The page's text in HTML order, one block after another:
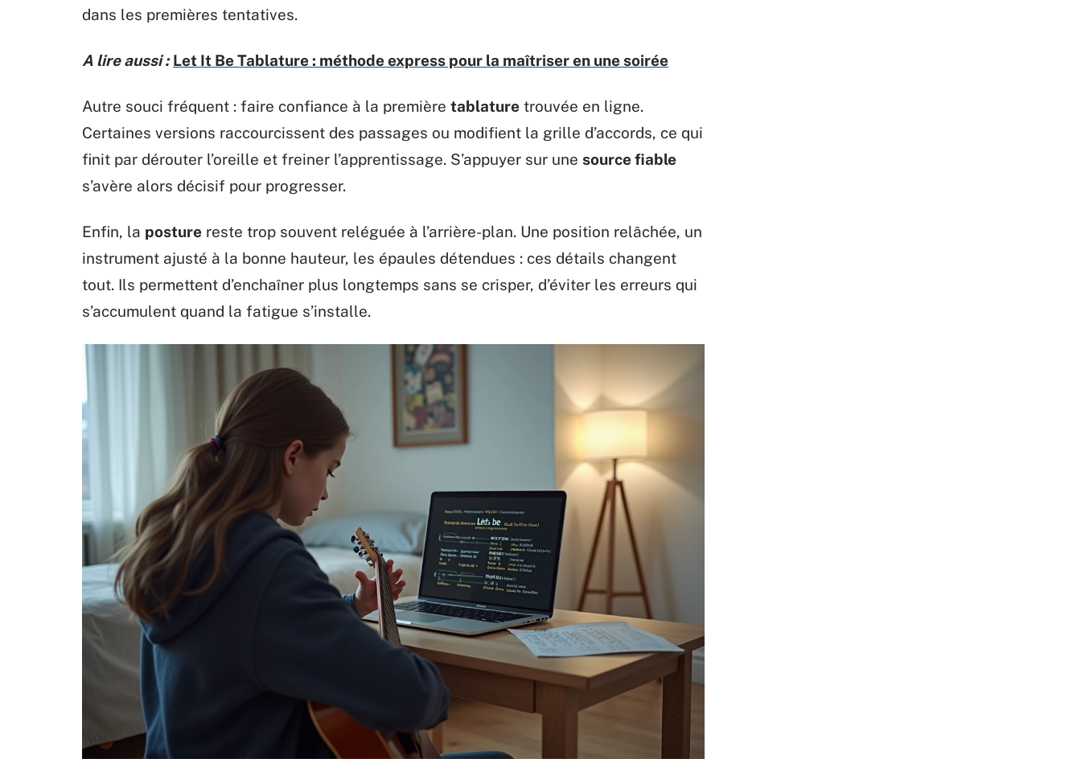
dans les premières tentatives.
A lire aussi : Let It Be Tablature : méthode express pour la maîtriser en une soirée
Autre souci fréquent : faire confiance à la première tablature trouvée en ligne.
Certaines versions raccourcissent des passages ou modifient la grille d’accords, ce qui
finit par dérouter l’oreille et freiner l’apprentissage. S’appuyer sur une source fiable
s’avère alors décisif pour progresser.
Enfin, la posture reste trop souvent reléguée à l’arrière-plan. Une position relâchée, un
instrument ajusté à la bonne hauteur, les épaules détendues : ces détails changent
tout. Ils permettent d’enchaîner plus longtemps sans se crisper, d’éviter les erreurs qui
s’accumulent quand la fatigue s’installe.